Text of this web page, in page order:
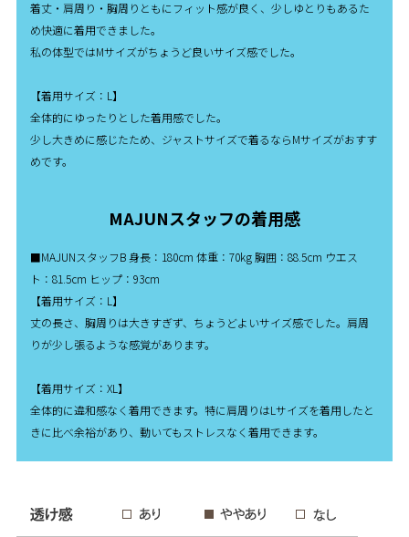
着丈・肩周り・胸周りともにフィット感が良く、少しゆとりもあるた
め快適に着用できました。
私の体型ではMサイズがちょうど良いサイズ感でした。
【着用サイズ：L】
全体的にゆったりとした着用感でした。
少し大きめに感じたため、ジャストサイズで着るならMサイズがおすす
めです。
MAJUNスタッフの着用感
■MAJUNスタッフB 身長：180cm 体重：70kg 胸囲：88.5cm ウエス
ト：81.5cm ヒップ：93cm
【着用サイズ：L】
丈の長さ、胸周りは大きすぎず、ちょうどよいサイズ感でした。肩周
りが少し張るような感覚があります。
【着用サイズ：XL】
全体的に違和感なく着用できます。特に肩周りはLサイズを着用したと
きに比べ余裕があり、動いてもストレスなく着用できます。